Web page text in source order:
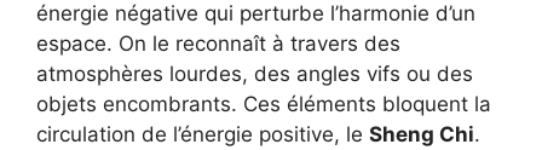
énergie négative qui perturbe l’harmonie d’un
espace. On le reconnaît à travers des
atmosphères lourdes, des angles vifs ou des
objets encombrants. Ces éléments bloquent la
circulation de l’énergie positive, le Sheng Chi.